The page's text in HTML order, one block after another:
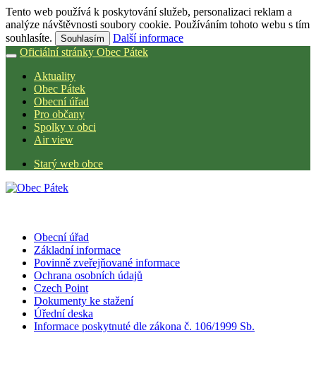
Tento web používá k poskytování služeb, personalizaci reklam a
analýze návštěvnosti soubory cookie. Používáním tohoto webu s tím
souhlasíte.
Souhlasím
Další informace
Oficiální stránky Obec Pátek
Aktuality
Obec Pátek
Obecní úřad
Pro občany
Spolky v obci
Air view
Starý web obce
Obecní úřad
Základní informace
Povinně zveřejňované informace
Ochrana osobních údajů
Czech Point
Dokumenty ke stažení
Úřední deska
Informace poskytnuté dle zákona č. 106/1999 Sb.